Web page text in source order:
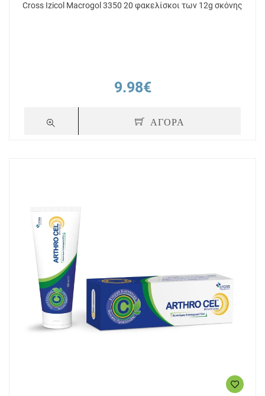
Cross Izicol Macrogol 3350 20 φακελίσκοι των 12g σκόνης
9.98€
ΑΓΟΡΑ